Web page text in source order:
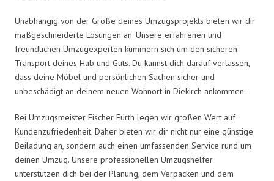
Unabhängig von der Größe deines Umzugsprojekts bieten wir dir
maßgeschneiderte Lösungen an. Unsere erfahrenen und
freundlichen Umzugexperten kümmern sich um den sicheren
Transport deines Hab und Guts. Du kannst dich darauf verlassen,
dass deine Möbel und persönlichen Sachen sicher und
unbeschädigt an deinem neuen Wohnort in Diekirch ankommen.
Bei Umzugsmeister Fischer Fürth legen wir großen Wert auf
Kundenzufriedenheit. Daher bieten wir dir nicht nur eine günstige
Beiladung an, sondern auch einen umfassenden Service rund um
deinen Umzug. Unsere professionellen Umzugshelfer
unterstützen dich bei der Planung, dem Verpacken und dem